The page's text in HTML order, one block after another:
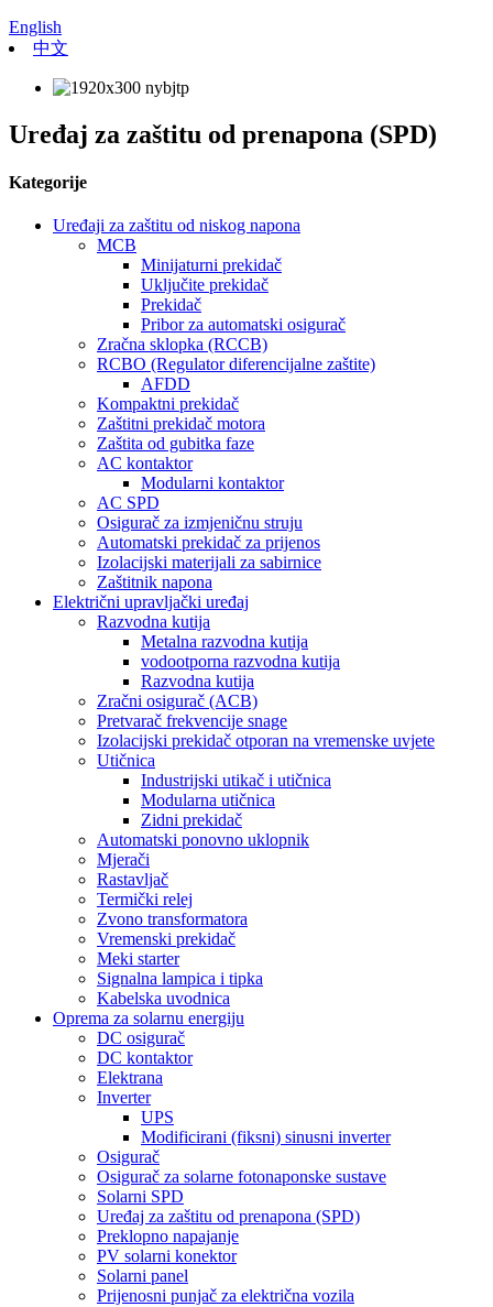
English
中文
Uređaj za zaštitu od prenapona (SPD)
Kategorije
Uređaji za zaštitu od niskog napona
MCB
Minijaturni prekidač
Uključite prekidač
Prekidač
Pribor za automatski osigurač
Zračna sklopka (RCCB)
RCBO (Regulator diferencijalne zaštite)
AFDD
Kompaktni prekidač
Zaštitni prekidač motora
Zaštita od gubitka faze
AC kontaktor
Modularni kontaktor
AC SPD
Osigurač za izmjeničnu struju
Automatski prekidač za prijenos
Izolacijski materijali za sabirnice
Zaštitnik napona
Električni upravljački uređaj
Razvodna kutija
Metalna razvodna kutija
vodootporna razvodna kutija
Razvodna kutija
Zračni osigurač (ACB)
Pretvarač frekvencije snage
Izolacijski prekidač otporan na vremenske uvjete
Utičnica
Industrijski utikač i utičnica
Modularna utičnica
Zidni prekidač
Automatski ponovno uklopnik
Mjerači
Rastavljač
Termički relej
Zvono transformatora
Vremenski prekidač
Meki starter
Signalna lampica i tipka
Kabelska uvodnica
Oprema za solarnu energiju
DC osigurač
DC kontaktor
Elektrana
Inverter
UPS
Modificirani (fiksni) sinusni inverter
Osigurač
Osigurač za solarne fotonaponske sustave
Solarni SPD
Uređaj za zaštitu od prenapona (SPD)
Preklopno napajanje
PV solarni konektor
Solarni panel
Prijenosni punjač za električna vozila